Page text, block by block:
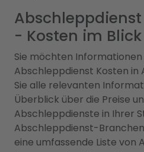
- Kosten im Blick
Sie möchten
Abschleppdienst Kosten in
Sie alle relevanten
Überblick über die Preise
Abschleppdienste in Ihrer
Abschleppdienst-
eine umfassende Liste von